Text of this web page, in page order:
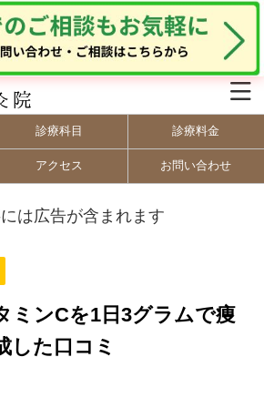
診療科目 診療料金
アクセス お問い合わせ
は広告が含まれます
ミンCを1日3グラムで痩
した口コミ